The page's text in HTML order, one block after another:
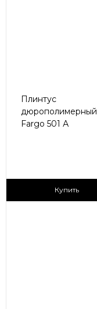
Плинтус
дюрополимерный
Fargo 501 А
Купить